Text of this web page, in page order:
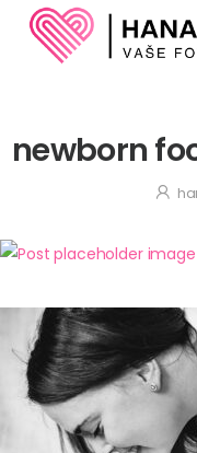
newborn